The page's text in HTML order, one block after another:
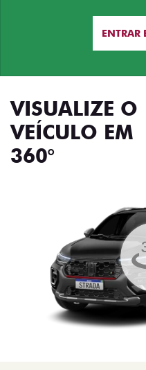
ENTRAR
VISUALIZE O
VEÍCULO EM
360°